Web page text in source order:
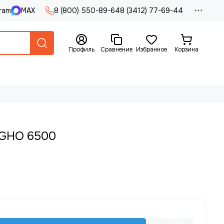
MAX 8 (800) 550-89-648 (3412) 77-69-44
Профиль Сравнение Избранное Корзина
6500